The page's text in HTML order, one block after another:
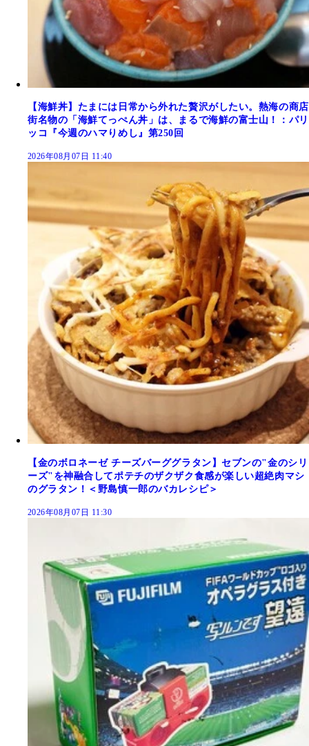
【海鮮丼】たまには日常から外れた贅沢がしたい。熱海の商店
街名物の「海鮮てっぺん丼」は、まるで海鮮の富士山！：パリ
ッコ『今週のハマりめし』第250回
2026年08月07日 11:40
【金のボロネーゼ チーズバーググラタン】セブンの"金のシリ
ーズ"を神融合してポテチのザクザク食感が楽しい超絶肉マシ
のグラタン！＜野島慎一郎のバカレシピ＞
2026年08月07日 11:30